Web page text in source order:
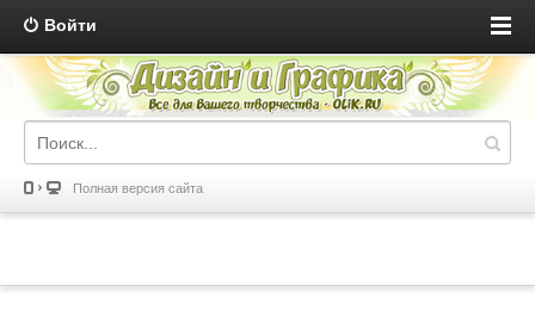
Войти
Полная версия сайта